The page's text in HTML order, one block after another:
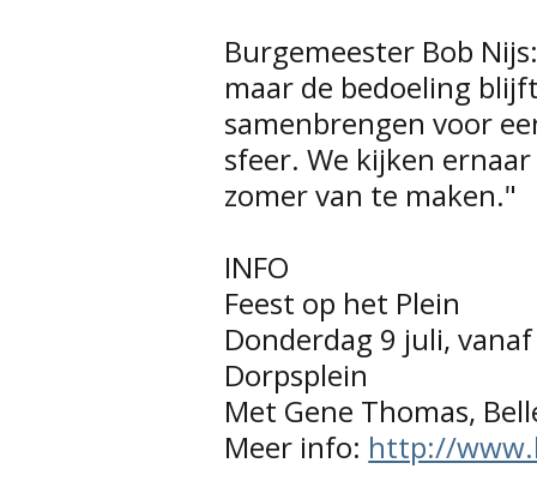
Burgemeester Bob
maar de bedoeling
samenbrengen voor
sfeer. We kijken
zomer van te maken."
INFO
Feest op het Plein
Donderdag 9 juli,
Dorpsplein
Met Gene Thomas,
Meer info: http://